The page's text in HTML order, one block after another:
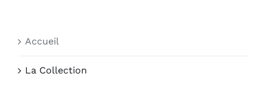
Accueil
La Collection